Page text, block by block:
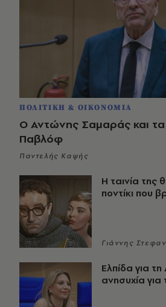
ΠΟΛΙΤΙΚΗ & ΟΙΚΟΝΟΜΙΑ
Ο Αντώνης Σαμαράς και τα
Παβλόφ
Παντελής Καψής
Η ταινία της
ποντίκι που
Γιάννης
Ελπίδα για
ανησυχία για